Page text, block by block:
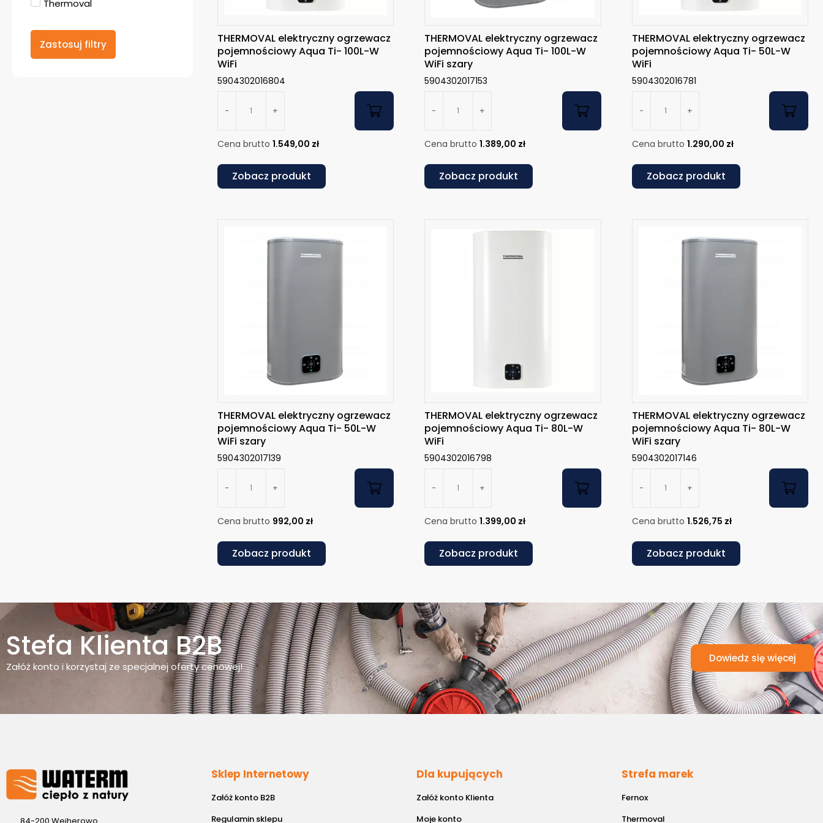
Thermoval
Zastosuj filtry
THERMOVAL elektryczny ogrzewacz
pojemnościowy Aqua Ti- 100L-W
WiFi
5904302016804
- +
Cena brutto 1.549,00 zł
Zobacz produkt
THERMOVAL elektryczny ogrzewacz
pojemnościowy Aqua Ti- 100L-W
WiFi szary
5904302017153
- +
Cena brutto1.389,00 zł
Zobacz produkt
THERMOVAL elektryczny ogrzewacz
pojemnościowy Aqua Ti- 50L-W
WiFi
5904302016781
- +
Cena brutto 1.290,00 zł
Zobacz produkt
THERMOVAL elektryczny ogrzewacz
pojemnościowy Aqua Ti- 50L-W
WiFi szary
5904302017139
- +
Cena brutto 992,00 zł
Zobacz produkt
THERMOVAL elektryczny ogrzewacz
pojemnościowy Aqua Ti- 80L-W
WiFi
5904302016798
- +
Cena brutto1.399,00 zł
Zobacz produkt
THERMOVAL elektryczny ogrzewacz
pojemnościowy Aqua Ti- 80L-W
WiFi szary
5904302017146
- +
Cena brutto 1.526,75 zł
Zobacz produkt
Stefa Klienta B2B
Załóż konto i korzystaj ze specjalnej oferty cenowej!
Dowiedz się więcej
84-200 Wejherowo
Sklep Internetowy
Załóż konto B2B
Regulamin sklepu
Dla kupujących
Załóż konto Klienta
Moje konto
Strefa marek
Fernox
Thermoval